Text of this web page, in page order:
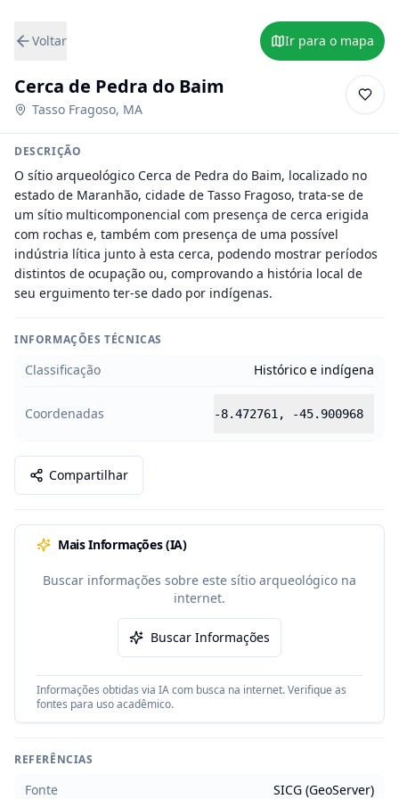
Voltar Ir para o mapa
Cerca de Pedra do Baim
Tasso Fragoso, MA
DESCRIÇÃO
O sítio arqueológico Cerca de Pedra do Baim, localizado no
estado de Maranhão, cidade de Tasso Fragoso, trata-se de
um sítio multicomponencial com presença de cerca erigida
com rochas e, também com presença de uma possível
indústria lítica junto à esta cerca, podendo mostrar períodos
distintos de ocupação ou, comprovando a história local de
seu erguimento ter-se dado por indígenas.
INFORMAÇÕES TÉCNICAS
Classificação Histórico e indígena
Coordenadas -8.472761 , -45.900968
Compartilhar
Mais Informações (IA)
Buscar informações sobre este sítio arqueológico na
internet.
Buscar Informações
Informações obtidas via IA com busca na internet. Verifique as
fontes para uso acadêmico.
REFERÊNCIAS
Fonte SICG (GeoServer)